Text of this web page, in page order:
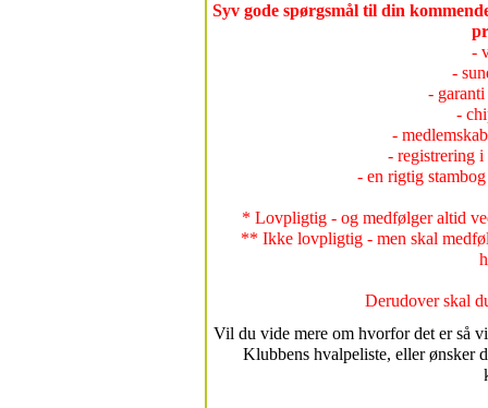
Syv gode spørgsmål til din
-
-
-
-
-
- registrering
- en rigtig
* Lovpligtig - og medfølger altid
** Ikke lovpligtig - men skal
Derudover skal
Vil du vide mere om hvorfor det er så
Klubbens hvalpeliste, eller ønsker